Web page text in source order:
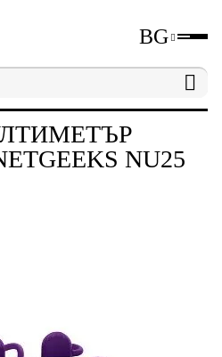
BG
Тестващи
NU25